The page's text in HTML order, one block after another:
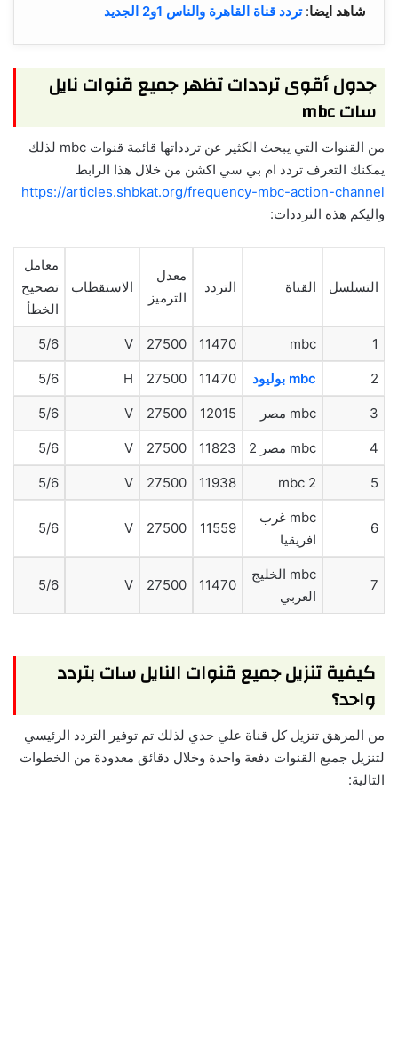
شاهد ايضا:تردد قناة القاهرة والناس 1و2 الجديد
جدول أقوى ترددات تظهر جميع قنوات نايل
سات mbc
من القنوات التي يبحث الكثير عن تردداتها قائمة قنوات mbc لذلك
يمكنك التعرف تردد ام بي سي اكشن من خلال هذا الرابط
https://articles.shbkat.org/frequency-mbc-action-channel
واليكم هذه الترددات:
التسلسل القناة التردد
معدل
الترميز
الاستقطاب
معامل
تصحيح
الخطأ
1
mbc
11470
27500
V
5/6
2 mbc بوليود 11470
27500
H
5/6
3 mbc مصر 12015
27500
V
5/6
4 mbc مصر 2 11823
27500
V
5/6
5
mbc 2
11938
27500
V
5/6
6
mbc غرب
افريقيا
11559
27500
V
5/6
7
mbc الخليج
العربي
11470
27500
V
5/6
كيفية تنزيل جميع قنوات النايل سات بتردد
واحد؟
من المرهق تنزيل كل قناة علي حدي لذلك تم توفير التردد الرئيسي
لتنزيل جميع القنوات دفعة واحدة وخلال دقائق معدودة من الخطوات
التالية: